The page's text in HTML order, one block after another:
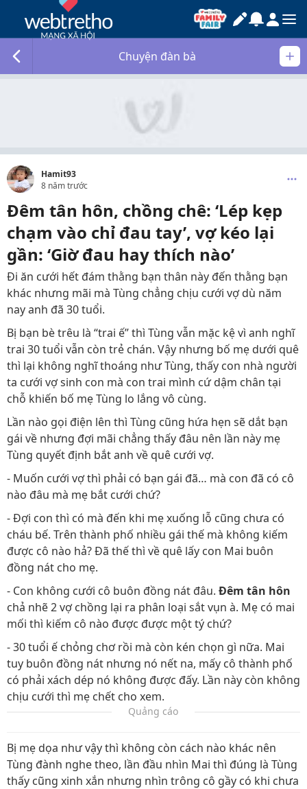
Chuyện đàn bà
Hamit93
8 năm trước
Đêm tân hôn, chồng chê: ‘Lép kẹp
chạm vào chỉ đau tay’, vợ kéo lại
gần: ‘Giờ đau hay thích nào’
Đi ăn cưới hết đám thằng bạn thân này đến thằng bạn
khác nhưng mãi mà Tùng chẳng chịu cưới vợ dù năm
nay anh đã 30 tuổi.
Bị bạn bè trêu là “trai ế” thì Tùng vẫn mặc kệ vì anh nghĩ
trai 30 tuổi vẫn còn trẻ chán. Vậy nhưng bố mẹ dưới quê
thì lại không nghĩ thoáng như Tùng, thấy con nhà người
ta cưới vợ sinh con mà con trai mình cứ dậm chân tại
chỗ khiến bố mẹ Tùng lo lắng vô cùng.
Lần nào gọi điện lên thì Tùng cũng hứa hẹn sẽ dắt bạn
gái về nhưng đợi mãi chẳng thấy đâu nên lần này mẹ
Tùng quyết định bắt anh về quê cưới vợ.
- Muốn cưới vợ thì phải có bạn gái đã… mà con đã có cô
nào đâu mà mẹ bắt cưới chứ?
- Đợi con thì có mà đến khi mẹ xuống lỗ cũng chưa có
cháu bế. Trên thành phố nhiều gái thế mà không kiếm
được cô nào hả? Đã thế thì về quê lấy con Mai buôn
đồng nát cho mẹ.
- Con không cưới cô buôn đồng nát đâu. Đêm tân hôn
chả nhẽ 2 vợ chồng lại ra phân loại sắt vụn à. Mẹ có mai
mối thì kiếm cô nào được được một tý chứ?
- 30 tuổi ế chỏng chơ rồi mà còn kén chọn gì nữa. Mai
tuy buôn đồng nát nhưng nó nết na, mấy cô thành phố
có phải xách dép nó không được đấy. Lần này còn không
chịu cưới thì mẹ chết cho xem.
Quảng cáo
Bị mẹ dọa như vậy thì không còn cách nào khác nên
Tùng đành nghe theo, lần đầu nhìn Mai thì đúng là Tùng
thấy cũng xinh xắn nhưng nhìn trông cô gầy có khi chưa